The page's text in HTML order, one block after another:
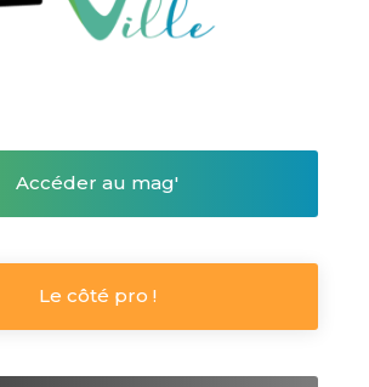
Accéder au mag'
Le côté pro !